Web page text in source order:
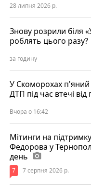
28 липня 2026 р.
Знову розрили біля
роблять цього разу?
за годину
У Скоморохах п'яний
ДТП під час втечі
Вчора о 16:42
Мітинги на
Федорова у
день photo_camera
7 7 серпня 2026 р.